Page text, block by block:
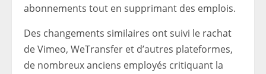
abonnements tout en supprimant des emplois.
Des changements similaires ont suivi le rachat
de Vimeo, WeTransfer et d’autres plateformes,
de nombreux anciens employés critiquant la